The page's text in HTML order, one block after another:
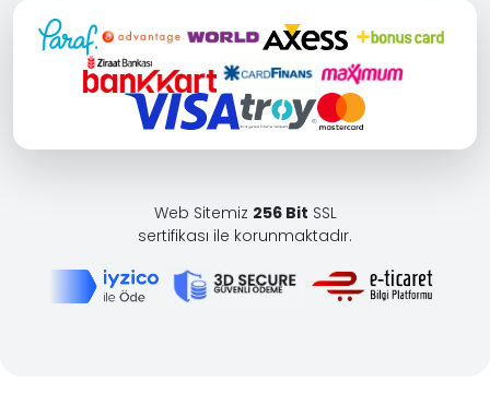
Web Sitemiz 256 Bit SSL
sertifikası ile korunmaktadır.